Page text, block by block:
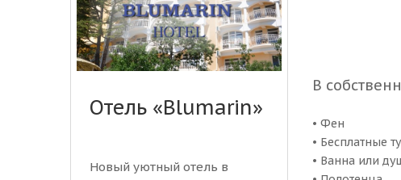
В
• Фен
• Бесплатные
• Ванна или
Отель «Blumarin»
Новый уютный отель в